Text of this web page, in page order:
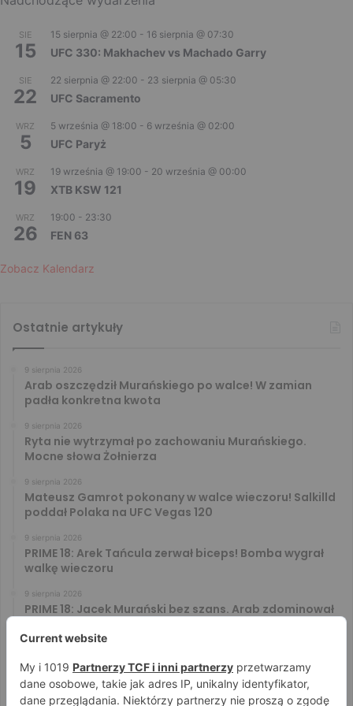
SIE
15
15 sierpnia @ 22:00 - 16 sierpnia @ 07:30
UFC 330: Makhachev vs Machado Garry
SIE
22
22 sierpnia @ 22:00 - 23 sierpnia @ 05:30
UFC Sacramento
WRZ
5
5 września @ 18:00 - 6 września @ 02:00
UFC Paryż
WRZ
19
19 września @ 19:00 - 20 września @ 00:00
XTB KSW 121
WRZ
26
19:00 - 23:30
FEN 63
Zobacz Kalendarz
Ostatnie artykuły
9 sierpnia 2026
Arab oszczędził Murańskiego po walce! W zamian
padła konkretna kwota
9 sierpnia 2026
Ryta nie wytrzymał po zachowaniu Murańskiego.
Mocne słowa Żołnierza
9 sierpnia 2026
Mateusz Gamrot pokonany w walce wieczoru! Salkilld
poddał Polaka na UFC Vegas 120
9 sierpnia 2026
PRIME 18: Arek Tańcula zerwał biceps! Bomba wygrał
walkę wieczoru
9 sierpnia 2026
PRIME 18: Jacek Murański bez szans. Arab zdominował
PRIME 18: Mariusz Wach rozbity przez 6. rywali. Gypsy
Team zwyciężył w 3. rundzie